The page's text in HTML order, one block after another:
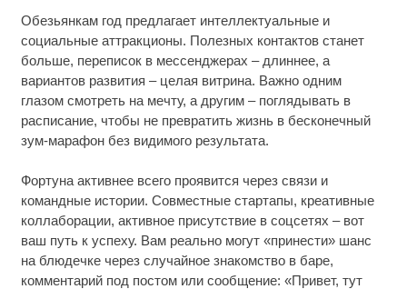
Обезьянкам год предлагает интеллектуальные и
социальные аттракционы. Полезных контактов станет
больше, переписок в мессенджерах – длиннее, а
вариантов развития – целая витрина. Важно одним
глазом смотреть на мечту, а другим – поглядывать в
расписание, чтобы не превратить жизнь в бесконечный
зум-марафон без видимого результата.
Фортуна активнее всего проявится через связи и
командные истории. Совместные стартапы, креативные
коллаборации, активное присутствие в соцсетях – вот
ваш путь к успеху. Вам реально могут «принести» шанс
на блюдечке через случайное знакомство в баре,
комментарий под постом или сообщение: «Привет, тут